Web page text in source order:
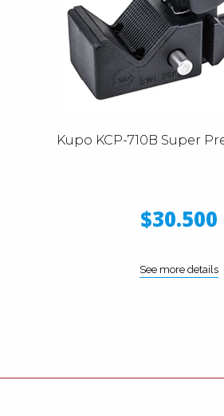
Kupo KCP-710B Super
$30.500
See more details